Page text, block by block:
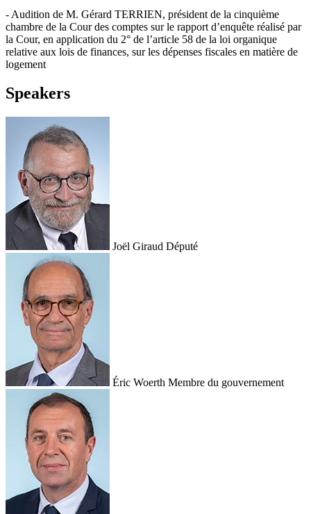
- Audition de M. Gérard TERRIEN, président de la cinquième
chambre de la Cour des comptes sur le rapport d’enquête réalisé par
la Cour, en application du 2° de l’article 58 de la loi organique
relative aux lois de finances, sur les dépenses fiscales en matière de
logement
Speakers
Joël Giraud Député
Éric Woerth Membre du gouvernement